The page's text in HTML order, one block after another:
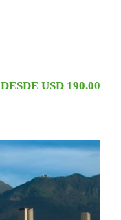
DESDE USD 190.00